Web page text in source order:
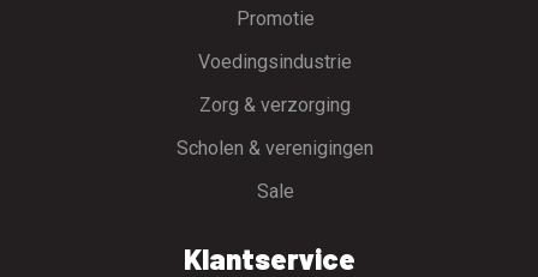
Promotie
Voedingsindustrie
Zorg & verzorging
Scholen & verenigingen
Sale
Klantservice